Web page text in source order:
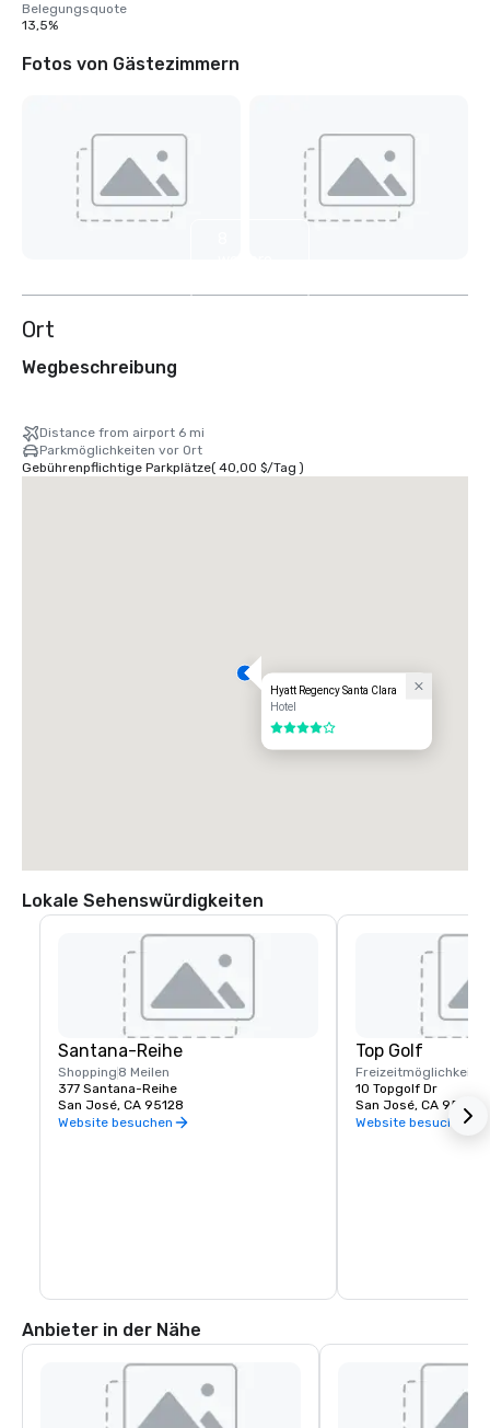
Belegungsquote
13,5%
Fotos von Gästezimmern
Ort
Wegbeschreibung
Distance from airport 6 mi
Parkmöglichkeiten vor Ort
Gebührenpflichtige Parkplätze( 40,00 $/Tag )
Hyatt Regency Santa Clara
Hotel
4 von 5
Lokale Sehenswürdigkeiten
Santana-Reihe
Shopping 8 Meilen
377 Santana-Reihe
San José, CA 95128
Website besuchen
Top Golf
Freizeitmöglichkeiten
10 Topgolf Dr
San José, CA 95002
Website besuchen
Anbieter in der Nähe